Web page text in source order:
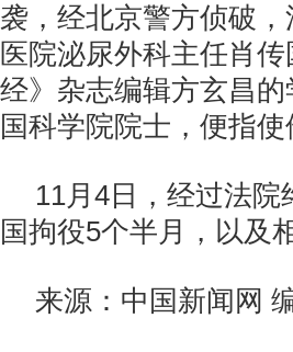
袭，经北京警方侦破
医院泌尿外科主任肖
经》杂志编辑方玄昌
国科学院院士，便指使
11月4日，经过法
国拘役5个半月，以及
来源：中国新闻网